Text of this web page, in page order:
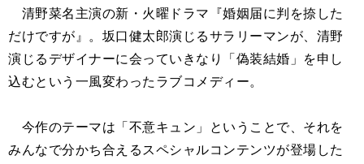
清野菜名主演の新・火曜ドラマ『婚姻届に判を捺した
だけですが』。坂口健太郎演じるサラリーマンが、清野
演じるデザイナーに会っていきなり「偽装結婚」を申し
込むという一風変わったラブコメディー。
今作のテーマは「不意キュン」ということで、それを
みんなで分かち合えるスペシャルコンテンツが登場した